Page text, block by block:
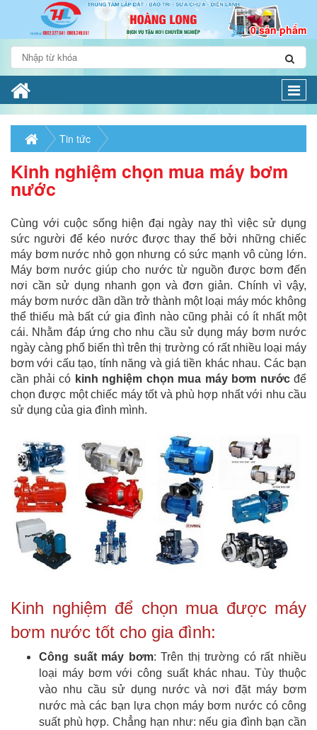
0 sản phẩm
Tin tức
Kinh nghiệm chọn mua máy bơm
nước
Cùng với cuộc sống hiện đại ngày nay thì việc sử dụng
sức người để kéo nước được thay thế bởi những chiếc
máy bơm nước nhỏ gọn nhưng có sức mạnh vô cùng lớn.
Máy bơm nước giúp cho nước từ nguồn được bơm đến
nơi cần sử dụng nhanh gọn và đơn giản. Chính vì vậy,
máy bơm nước dần dần trở thành một loại máy móc không
thể thiếu mà bất cứ gia đình nào cũng phải có ít nhất một
cái. Nhằm đáp ứng cho nhu cầu sử dụng máy bơm nước
ngày càng phổ biến thì trên thị trường có rất nhiều loại máy
bơm với cấu tạo, tính năng và giá tiền khác nhau. Các bạn
cần phải có kinh nghiệm chọn mua máy bơm nướcđể
chọn được một chiếc máy tốt và phù hợp nhất với nhu cầu
sử dụng của gia đình mình.
Kinh nghiệm để chọn mua được máy
bơm nước tốt cho gia đình:
Công suất máy bơm: Trên thị trường có rất nhiều
loại máy bơm với công suất khác nhau. Tùy thuộc
vào nhu cầu sử dụng nước và nơi đặt máy bơm
nước mà các bạn lựa chọn máy bơm nước có công
suất phù hợp. Chẳng hạn như: nếu gia đình bạn cần